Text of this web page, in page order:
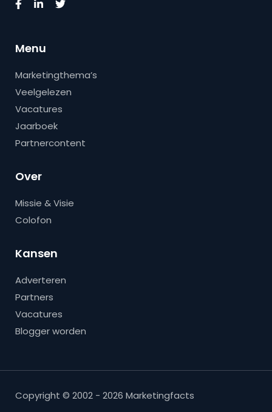
Menu
Marketingthema’s
Veelgelezen
Vacatures
Jaarboek
Partnercontent
Over
Missie & Visie
Colofon
Kansen
Adverteren
Partners
Vacatures
Blogger worden
Copyright © 2002 - 2026 Marketingfacts